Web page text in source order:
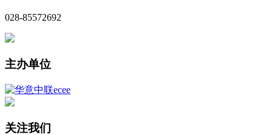
028-85572692
主办单位
关注我们